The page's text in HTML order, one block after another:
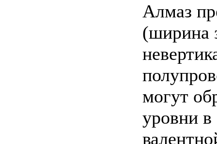
Алмаз
(ширина
могут
уровни в